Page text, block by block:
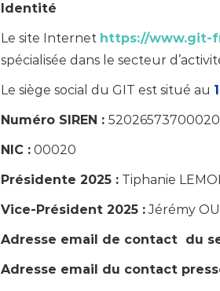
Identité
Le site Internet https://www.git-
spécialisée dans le secteur
Le siège social du GIT est situé au
Numéro SIREN : 52026573700020
NIC : 00020
Présidente 2025 : Tiphanie
Vice-Président 2025 :Jérémy
Adresse email de contact du
Adresse email du contact